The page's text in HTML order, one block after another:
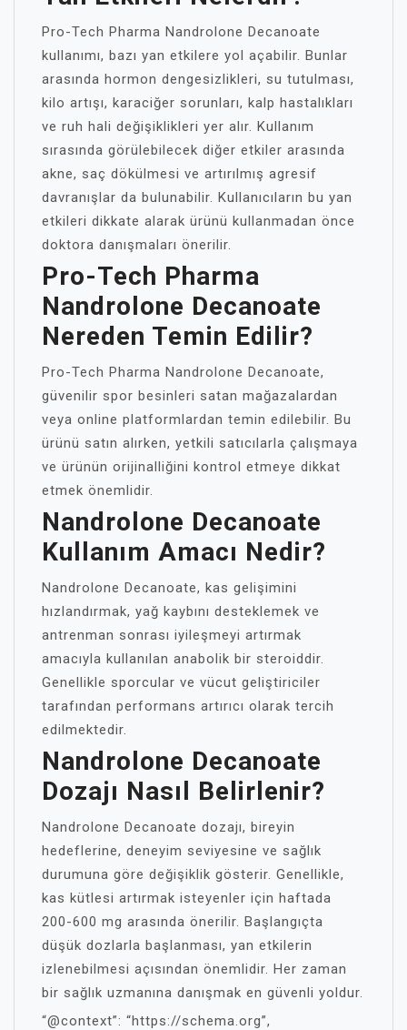
Pro-Tech Pharma Nandrolone Decanoate
kullanımı, bazı yan etkilere yol açabilir. Bunlar
arasında hormon dengesizlikleri, su tutulması,
kilo artışı, karaciğer sorunları, kalp hastalıkları
ve ruh hali değişiklikleri yer alır. Kullanım
sırasında görülebilecek diğer etkiler arasında
akne, saç dökülmesi ve artırılmış agresif
davranışlar da bulunabilir. Kullanıcıların bu yan
etkileri dikkate alarak ürünü kullanmadan önce
doktora danışmaları önerilir.
Pro-Tech Pharma
Nandrolone Decanoate
Nereden Temin Edilir?
Pro-Tech Pharma Nandrolone Decanoate,
güvenilir spor besinleri satan mağazalardan
veya online platformlardan temin edilebilir. Bu
ürünü satın alırken, yetkili satıcılarla çalışmaya
ve ürünün orijinalliğini kontrol etmeye dikkat
etmek önemlidir.
Nandrolone Decanoate
Kullanım Amacı Nedir?
Nandrolone Decanoate, kas gelişimini
hızlandırmak, yağ kaybını desteklemek ve
antrenman sonrası iyileşmeyi artırmak
amacıyla kullanılan anabolik bir steroiddir.
Genellikle sporcular ve vücut geliştiriciler
tarafından performans artırıcı olarak tercih
edilmektedir.
Nandrolone Decanoate
Dozajı Nasıl Belirlenir?
Nandrolone Decanoate dozajı, bireyin
hedeflerine, deneyim seviyesine ve sağlık
durumuna göre değişiklik gösterir. Genellikle,
kas kütlesi artırmak isteyenler için haftada
200-600 mg arasında önerilir. Başlangıçta
düşük dozlarla başlanması, yan etkilerin
izlenebilmesi açısından önemlidir. Her zaman
bir sağlık uzmanına danışmak en güvenli yoldur.
“@context”: “https://schema.org”,